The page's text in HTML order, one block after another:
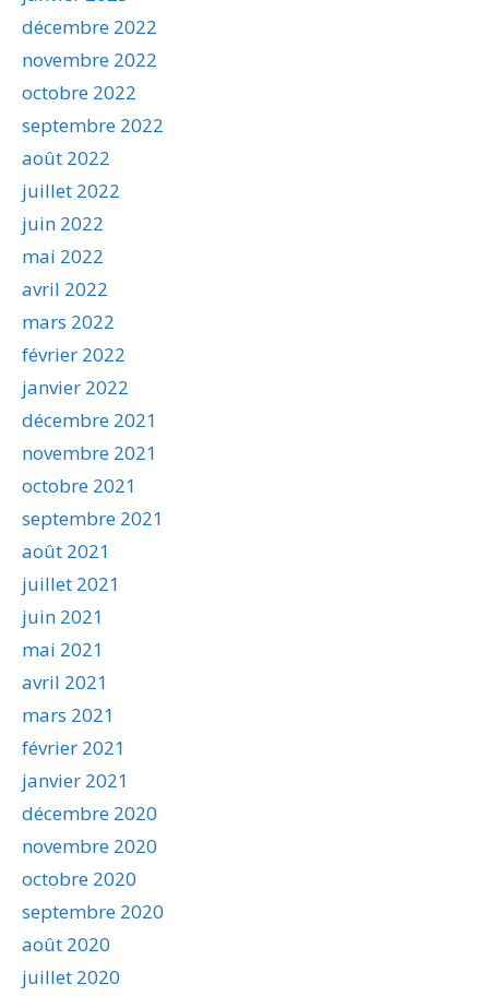
décembre 2022
novembre 2022
octobre 2022
septembre 2022
août 2022
juillet 2022
juin 2022
mai 2022
avril 2022
mars 2022
février 2022
janvier 2022
décembre 2021
novembre 2021
octobre 2021
septembre 2021
août 2021
juillet 2021
juin 2021
mai 2021
avril 2021
mars 2021
février 2021
janvier 2021
décembre 2020
novembre 2020
octobre 2020
septembre 2020
août 2020
juillet 2020